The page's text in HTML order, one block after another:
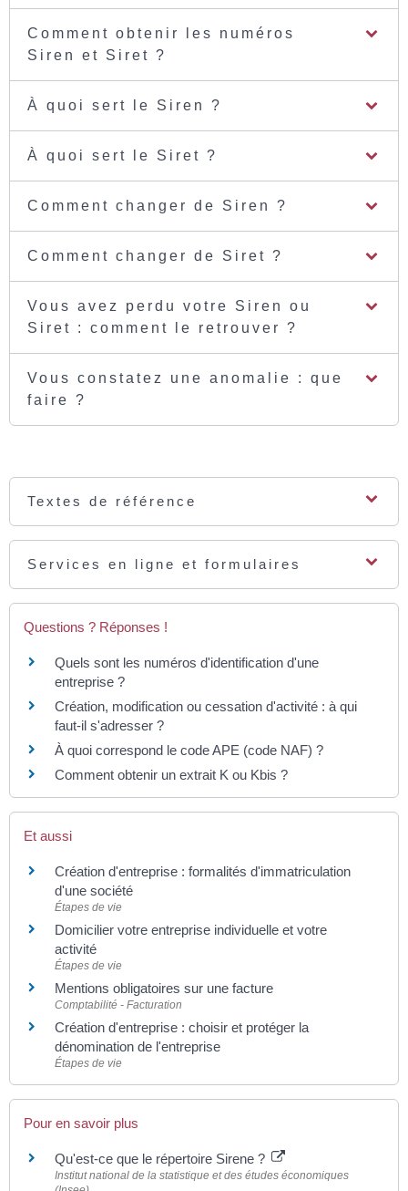
Comment obtenir les numéros
Siren et Siret ?
À quoi sert le Siren ?
À quoi sert le Siret ?
Comment changer de Siren ?
Comment changer de Siret ?
Vous avez perdu votre Siren ou
Siret : comment le retrouver ?
Vous constatez une anomalie : que
faire ?
Textes de référence
Services en ligne et formulaires
Questions ? Réponses !
Quels sont les numéros d'identification d'une
entreprise ?
Création, modification ou cessation d'activité : à qui
faut-il s'adresser ?
À quoi correspond le code APE (code NAF) ?
Comment obtenir un extrait K ou Kbis ?
Et aussi
Création d'entreprise : formalités d'immatriculation
d'une société
Étapes de vie
Domicilier votre entreprise individuelle et votre
activité
Étapes de vie
Mentions obligatoires sur une facture
Comptabilité - Facturation
Création d'entreprise : choisir et protéger la
dénomination de l'entreprise
Étapes de vie
Pour en savoir plus
Qu'est-ce que le répertoire Sirene ?
Institut national de la statistique et des études économiques